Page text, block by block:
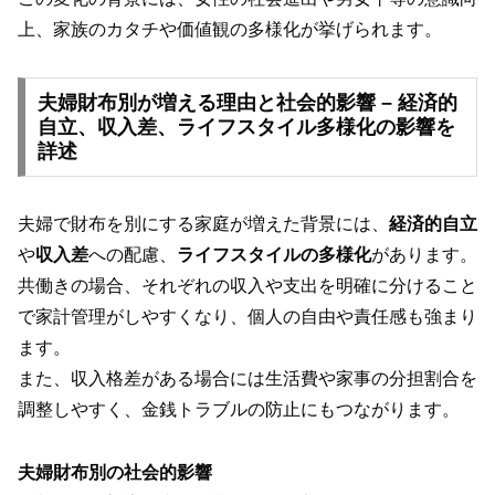
上、家族のカタチや価値観の多様化が挙げられます。
夫婦財布別が増える理由と社会的影響 – 経済的
自立、収入差、ライフスタイル多様化の影響を
詳述
夫婦で財布を別にする家庭が増えた背景には、 経済的自立
や収入差への配慮、 ライフスタイルの多様化があります。
共働きの場合、それぞれの収入や支出を明確に分けること
で家計管理がしやすくなり、個人の自由や責任感も強まり
ます。
また、収入格差がある場合には生活費や家事の分担割合を
調整しやすく、金銭トラブルの防止にもつながります。
夫婦財布別の社会的影響